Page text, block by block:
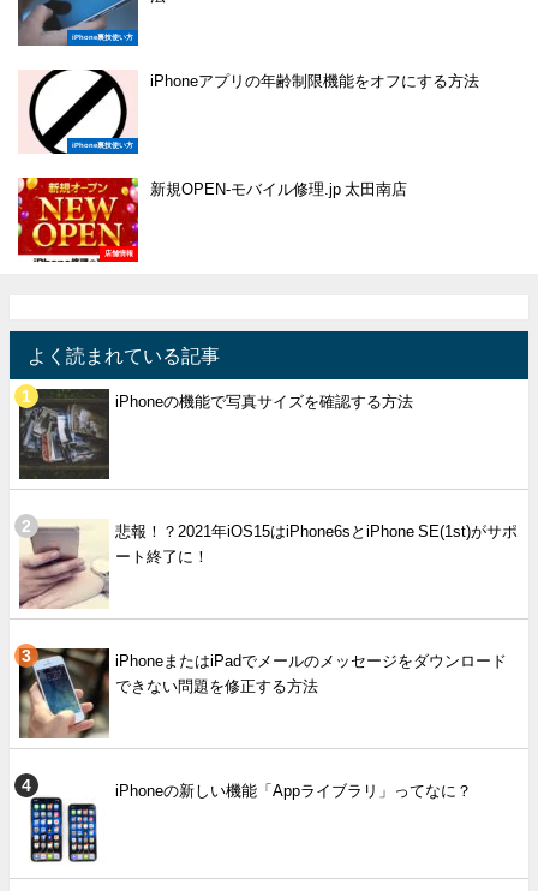
iPhone裏技使い方
iPhone裏技使い方
iPhoneアプリの年齢制限機能をオフにする方法
店舗情報
新規OPEN-モバイル修理.jp 太田南店
よく読まれている記事
iPhoneの機能で写真サイズを確認する方法
悲報！？2021年iOS15はiPhone6sとiPhone SE(1st)がサポ
ート終了に！
iPhoneまたはiPadでメールのメッセージをダウンロード
できない問題を修正する方法
iPhoneの新しい機能「Appライブラリ」ってなに？